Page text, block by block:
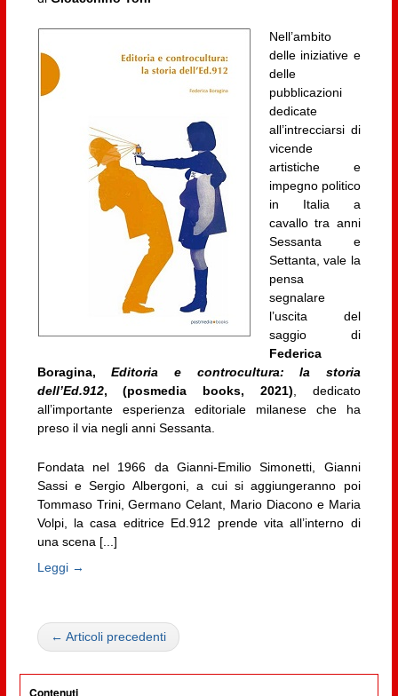
Nell’ambito
delle iniziative e
delle
pubblicazioni
dedicate
all’intrecciarsi di
vicende
artistiche e
impegno politico
in Italia a
cavallo tra anni
Sessanta e
Settanta, vale la
pensa
segnalare
l’uscita del
saggio di
Federica
Boragina,Editoria e controcultura: la storia
dell’Ed.912, (posmedia books, 2021) , dedicato
all’importante esperienza editoriale milanese che ha
preso il via negli anni Sessanta.
Fondata nel 1966 da Gianni-Emilio Simonetti, Gianni
Sassi e Sergio Albergoni, a cui si aggiungeranno poi
Tommaso Trini, Germano Celant, Mario Diacono e Maria
Volpi, la casa editrice Ed.912 prende vita all’interno di
una scena [...]
Leggi →
← Articoli precedenti
Contenuti